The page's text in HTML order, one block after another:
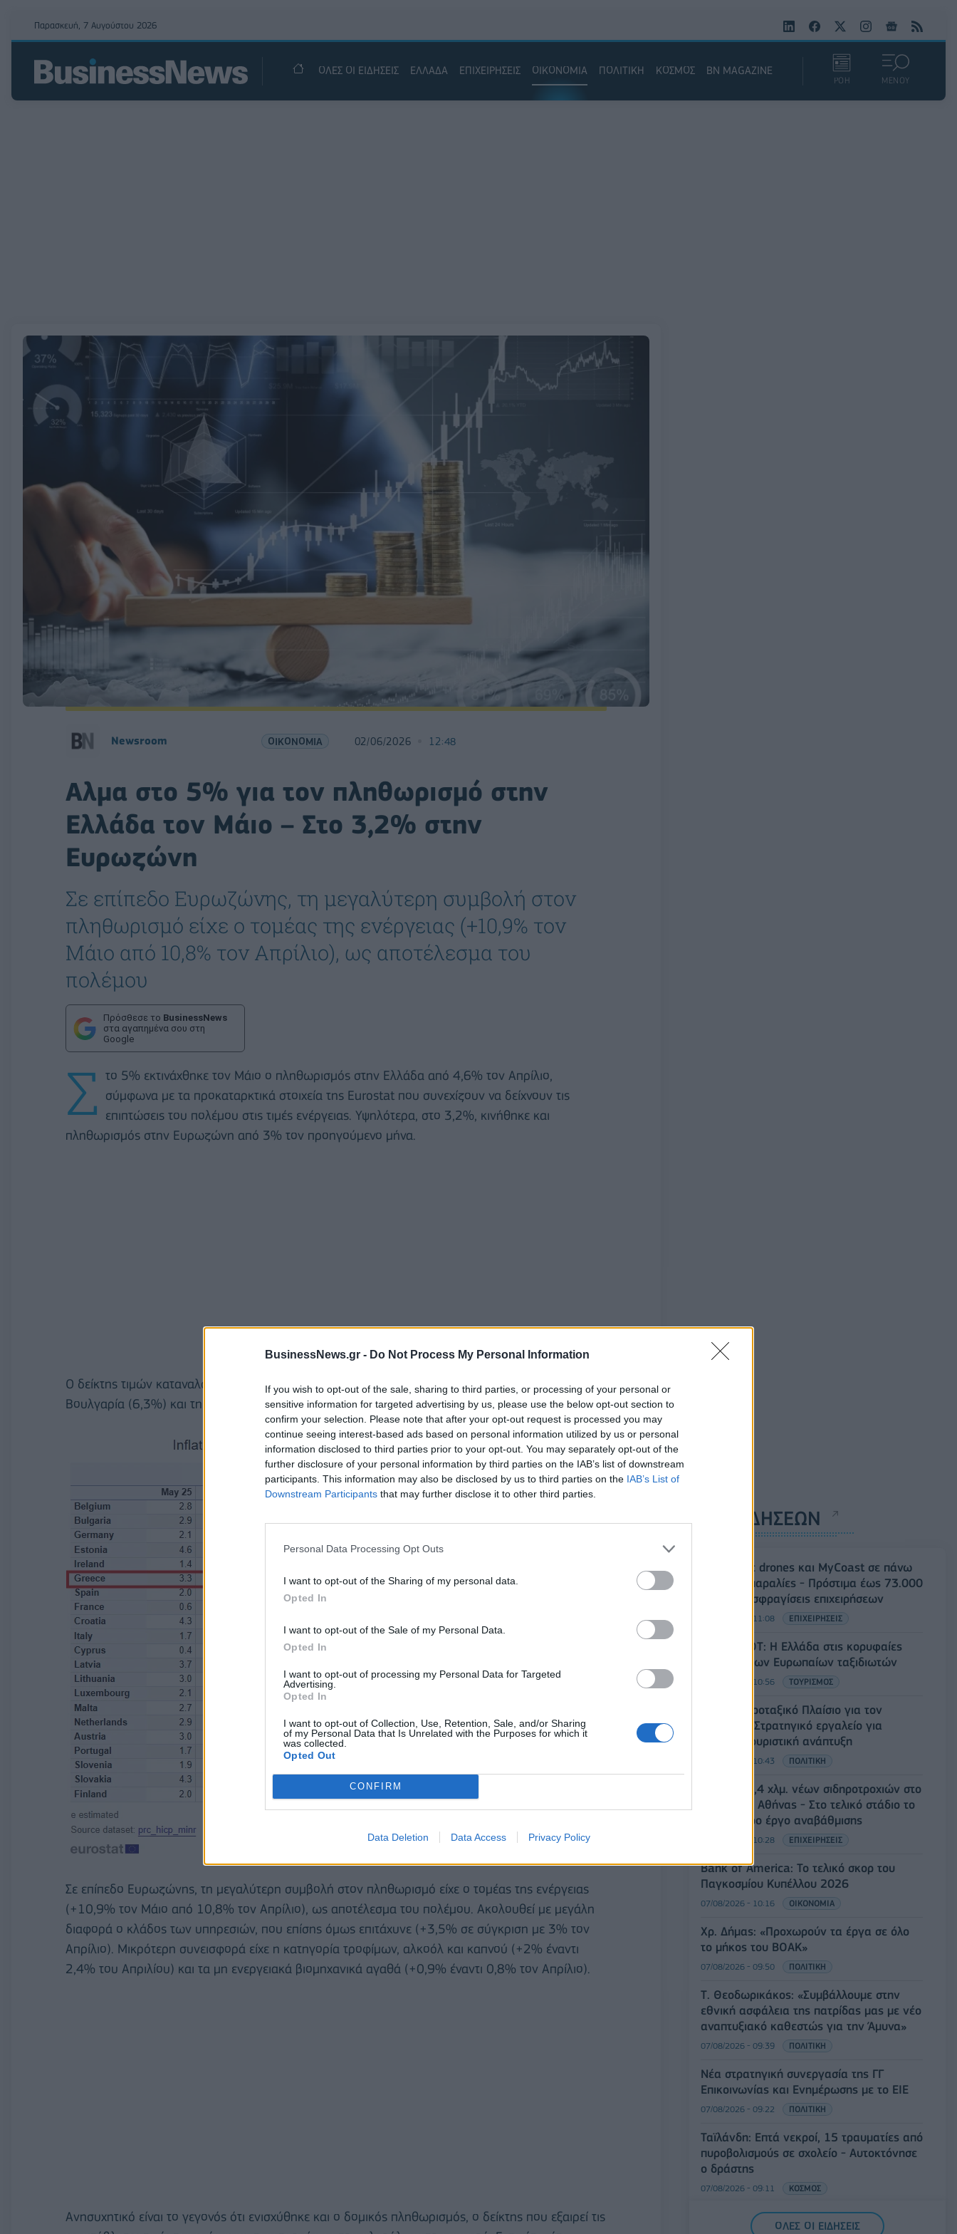
BusinessNews.gr - Do Not Process My Personal Information
If you wish to opt-out of the sale, sharing to third parties, or processing of your personal or
sensitive information for targeted advertising by us, please use the below opt-out section to
confirm your selection. Please note that after your opt-out request is processed you may
continue seeing interest-based ads based on personal information utilized by us or personal
information disclosed to third parties prior to your opt-out. You may separately opt-out of the
further disclosure of your personal information by third parties on the IAB’s list of downstream
participants. This information may also be disclosed by us to third parties on the IAB’s List of
Downstream Participants that may further disclose it to other third parties.
Personal Data Processing Opt Outs
I want to opt-out of the Sharing of my personal data.
Opted In
I want to opt-out of the Sale of my Personal Data.
Opted In
I want to opt-out of processing my Personal Data for Targeted
Advertising.
Opted In
I want to opt-out of Collection, Use, Retention, Sale, and/or Sharing
of my Personal Data that Is Unrelated with the Purposes for which it
was collected.
Opted Out
CONFIRM
Data Deletion Data Access Privacy Policy
Παρασκευή, 7 Αυγούστου 2026
ΟΛΕΣ ΟΙ ΕΙΔΗΣΕΙΣ ΕΛΛΑΔΑ ΕΠΙΧΕΙΡΗΣΕΙΣ ΟΙΚΟΝΟΜΙΑ ΠΟΛΙΤΙΚΗ ΚΟΣΜΟΣ BN MAGAZINE
ΡΟΗ ΜΕΝΟΥ
Νewsroom ΟΙΚΟΝΟΜΙΑ 02/06/2026 12:48
Αλμα στο 5% για τον πληθωρισμό στην
Ελλάδα τον Μάιο – Στο 3,2% στην
Ευρωζώνη
Σε επίπεδο Ευρωζώνης, τη μεγαλύτερη συμβολή στον
πληθωρισμό είχε ο τομέας της ενέργειας (+10,9% τον
Μάιο από 10,8% τον Απρίλιο), ως αποτέλεσμα του
πολέμου
Πρόσθεσε το BusinessNews
στα αγαπημένα σου στη
Google
Σ το 5% εκτινάχθηκε τον Μάιο ο πληθωρισμός στην Ελλάδα από 4,6% τον Απρίλιο,
σύμφωνα με τα προκαταρκτικά στοιχεία της Eurostat που συνεχίζουν να δείχνουν τις
επιπτώσεις του πολέμου στις τιμές ενέργειας. Υψηλότερα, στο 3,2%, κινήθηκε και
πληθωρισμός στην Ευρωζώνη από 3% τον προηγούμενο μήνα.
Ο δείκτης τιμών καταναλωτή στην Ελλάδα είναι από τους υψηλότερους στην Ε.Ε., με μόνο τη
Βουλγαρία (6,3%) και τη Λιθουανία (5,1%) να την ξεπερνούν τον Μάιο.
Σε επίπεδο Ευρωζώνης, τη μεγαλύτερη συμβολή στον πληθωρισμό είχε ο τομέας της ενέργειας
(+10,9% τον Μάιο από 10,8% τον Απρίλιο), ως αποτέλεσμα του πολέμου. Ακολουθεί με μεγάλη
διαφορά ο κλάδος των υπηρεσιών, που επίσης όμως επιτάχυνε (+3,5% σε σύγκριση με 3% τον
Απρίλιο). Μικρότερη συνεισφορά είχε η κατηγορία τροφίμων, αλκοόλ και καπνού (+2% έναντι
2,4% του Απριλίου) και τα μη ενεργειακά βιομηχανικά αγαθά (+0,9% έναντι 0,8% τον Απρίλιο).
Ανησυχητικό είναι το γεγονός ότι ενισχύθηκε και ο δομικός πληθωρισμός, ο δείκτης που εξαιρεί τις
ΡΟΗ ΕΙΔΗΣΕΩΝ
Έλεγχοι με drones και MyCoast σε πάνω
από 300 παραλίες - Πρόστιμα έως 73.000
ευρώ και σφραγίσεις επιχειρήσεων
07/08/2026 - 11:08 ΕΠΙΧΕΙΡΗΣΕΙΣ
Έρευνα ΕΟΤ: Η Ελλάδα στις κορυφαίες
επιλογές των Ευρωπαίων ταξιδιωτών
07/08/2026 - 10:56 ΤΟΥΡΙΣΜΟΣ
Ειδικό Χωροταξικό Πλαίσιο για τον
Τουρισμό: Στρατηγικό εργαλείο για
βιώσιμη τουριστική ανάπτυξη
07/08/2026 - 10:43 ΠΟΛΙΤΙΚΗ
ΣΤΑΣΥ: 29,4 χλμ. νέων σιδηροτροχιών στο
Μετρό της Αθήνας - Στο τελικό στάδιο το
μεγαλύτερο έργο αναβάθμισης
07/08/2026 - 10:28 ΕΠΙΧΕΙΡΗΣΕΙΣ
Bank of America: Το τελικό σκορ του
Παγκοσμίου Κυπέλλου 2026
07/08/2026 - 10:16 ΟΙΚΟΝΟΜΙΑ
Χρ. Δήμας: «Προχωρούν τα έργα σε όλο
το μήκος του ΒΟΑΚ»
07/08/2026 - 09:50 ΠΟΛΙΤΙΚΗ
Τ. Θεοδωρικάκος: «Συμβάλλουμε στην
εθνική ασφάλεια της πατρίδας μας με νέο
αναπτυξιακό καθεστώς για την Άμυνα»
07/08/2026 - 09:39 ΠΟΛΙΤΙΚΗ
Νέα στρατηγική συνεργασία της ΓΓ
Επικοινωνίας και Ενημέρωσης με το ΕΙΕ
07/08/2026 - 09:22 ΠΟΛΙΤΙΚΗ
Ταϊλάνδη: Επτά νεκροί, 15 τραυματίες από
πυροβολισμούς σε σχολείο - Αυτοκτόνησε
ο δράστης
07/08/2026 - 09:11 ΚΟΣΜΟΣ
Πειραιάς: Κορυφώνεται η έξοδος των
ΟΛΕΣ ΟΙ ΕΙΔΗΣΕΙΣ